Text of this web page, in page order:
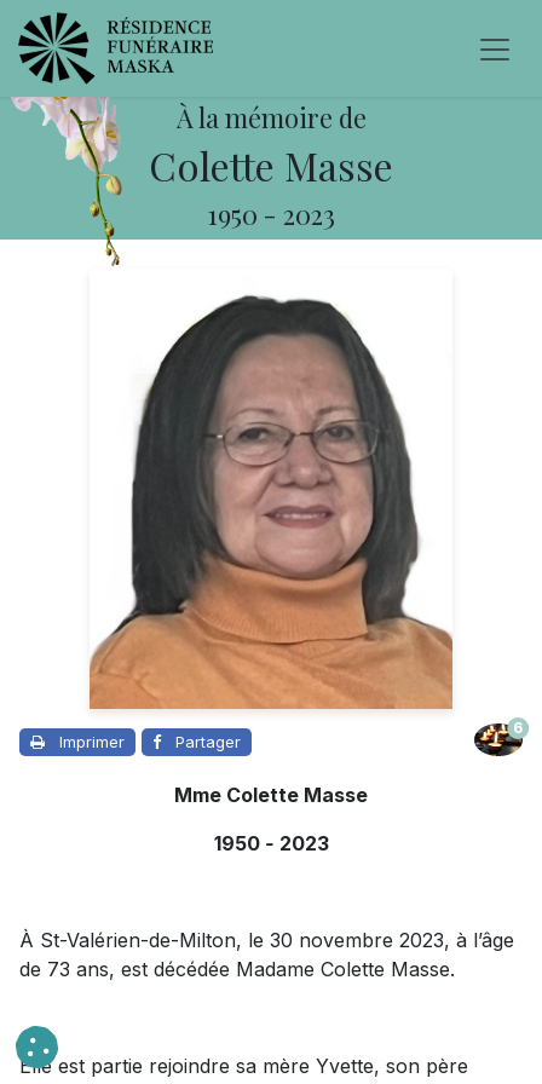
À la mémoire de
Colette Masse
1950 - 2023
Imprimer Partager
6
Mme Colette Masse
1950- 2023
À St-Valérien-de-Milton, le 30 novembre 2023, à l’âge
de 73 ans, est décédée Madame Colette Masse.
Elle est partie rejoindre sa mère Yvette, son père